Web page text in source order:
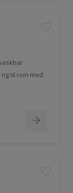
til rom med